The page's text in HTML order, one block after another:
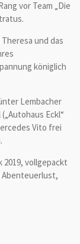
vor Team „Die
und das
königlich
Lembacher
Eckl“
Vito frei
vollgepackt
Abenteuerlust,